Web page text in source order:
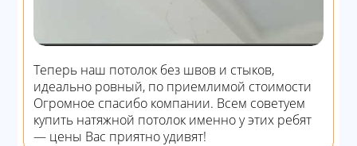
Теперь наш потолок без швов и стыков,
идеально ровный, по приемлимой стоимости
Огромное спасибо компании. Всем советуем
купить натяжной потолок именно у этих ребят
— цены Вас приятно удивят!